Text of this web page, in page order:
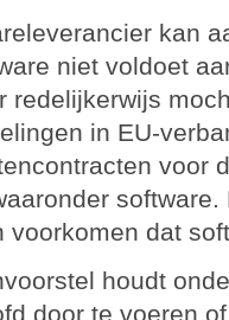
kan
niet voldoet
redelijkerwijs
in EU-
voor
voorkomen dat
houdt
door te voeren